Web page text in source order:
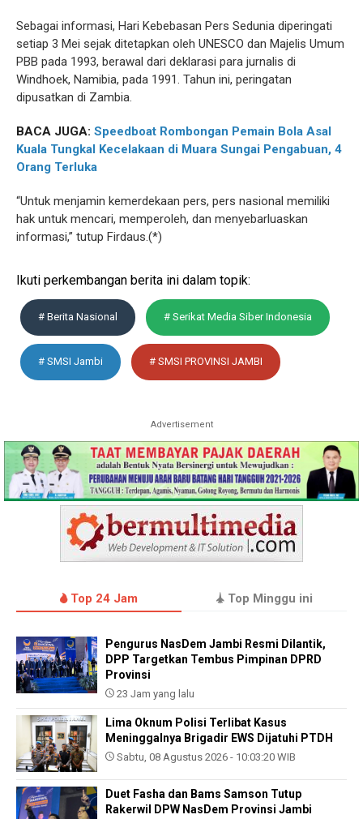
Sebagai informasi, Hari Kebebasan Pers Sedunia diperingati
setiap 3 Mei sejak ditetapkan oleh UNESCO dan Majelis Umum
PBB pada 1993, berawal dari deklarasi para jurnalis di
Windhoek, Namibia, pada 1991. Tahun ini, peringatan
dipusatkan di Zambia.
BACA JUGA: Speedboat Rombongan Pemain Bola Asal
Kuala Tungkal Kecelakaan di Muara Sungai Pengabuan, 4
Orang Terluka
“Untuk menjamin kemerdekaan pers, pers nasional memiliki
hak untuk mencari, memperoleh, dan menyebarluaskan
informasi,” tutup Firdaus.(*)
Ikuti perkembangan berita ini dalam topik:
# Berita Nasional # Serikat Media Siber Indonesia
# SMSI Jambi # SMSI PROVINSI JAMBI
Advertisement
Top 24 Jam Top Minggu ini
Pengurus NasDem Jambi Resmi Dilantik,
DPP Targetkan Tembus Pimpinan DPRD
Provinsi
23 Jam yang lalu
Lima Oknum Polisi Terlibat Kasus
Meninggalnya Brigadir EWS Dijatuhi PTDH
Sabtu, 08 Agustus 2026 - 10:03:20 WIB
Duet Fasha dan Bams Samson Tutup
Rakerwil DPW NasDem Provinsi Jambi